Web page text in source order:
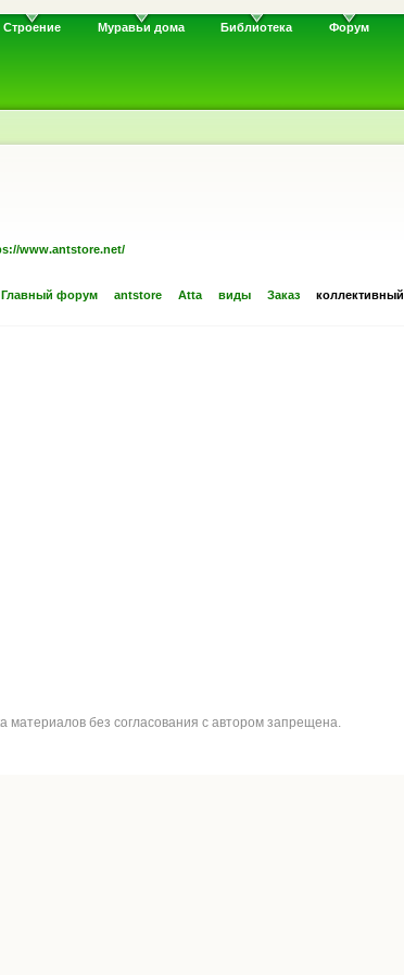
Строение Муравьи дома Библиотека Форум
www.antstore.net/
Главный форум antstore Atta виды Заказ коллективный
без согласования с автором запрещена.